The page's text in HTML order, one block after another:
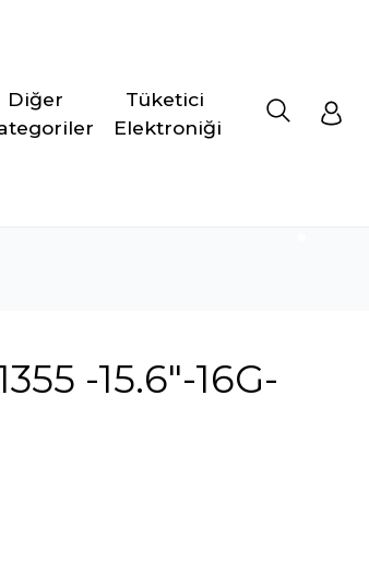
Diğer
Tüketici
Elektroniği
-15.6"-16G-